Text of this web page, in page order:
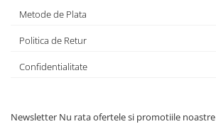
Metode de Plata
Politica de Retur
Confidentialitate
Newsletter Nu rata ofertele si promotiile noastre